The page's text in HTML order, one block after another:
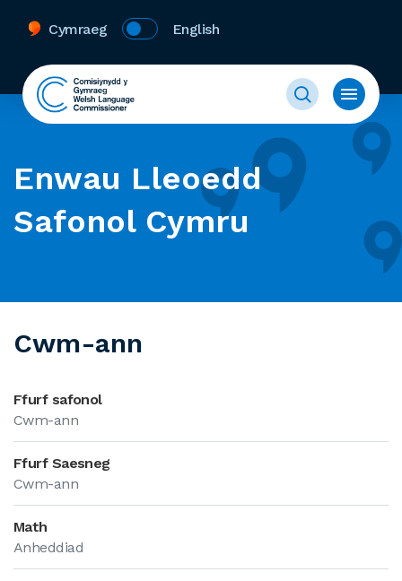
Cymraeg English
Enwau Lleoedd
Safonol Cymru
Cwm-ann
Ffurf safonol
Cwm-ann
Ffurf Saesneg
Cwm-ann
Math
Anheddiad